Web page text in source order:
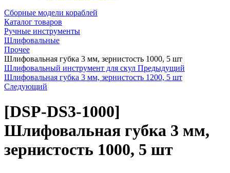
Сборные модели кораблей
Каталог товаров
Ручные инструменты
Шлифовальные
Прочее
Шлифовальная губка 3 мм, зернистость 1000, 5 шт
Шлифовальный инструмент для скул Предыдущий
Шлифовальная губка 3 мм, зернистость 1200, 5 шт
Следующий
[DSP-DS3-1000]
Шлифовальная губка 3 мм,
зернистость 1000, 5 шт